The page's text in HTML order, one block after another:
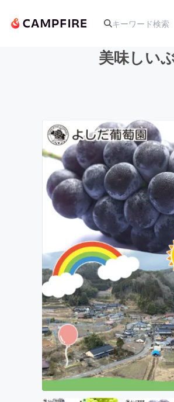
アート・写真
テクノロジー
映像・映画
ビジネス・起業
まちづくり・
美味しい